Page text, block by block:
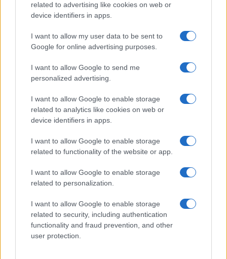
related to advertising like cookies on web or
device identifiers in apps.
I want to allow my user data to be sent to
Google for online advertising purposes.
I want to allow Google to send me
personalized advertising.
I want to allow Google to enable storage
related to analytics like cookies on web or
device identifiers in apps.
I want to allow Google to enable storage
related to functionality of the website or app.
I want to allow Google to enable storage
related to personalization.
I want to allow Google to enable storage
related to security, including authentication
functionality and fraud prevention, and other
user protection.
ΕΚΔΗΛΩΣΕΙΣ
Ποντιακή βραδιά με αγαπημένους καλλιτέχνες
διοργανώνει ο Πολιτιστικός Σύλλογος Σκοπού
«Ο Άγιος Δημήτριος»